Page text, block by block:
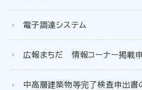
電子調達システム
広報まちだ 情報コーナー掲載
中高層建築物等完了検査申出書